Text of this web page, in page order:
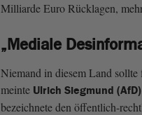
Milliarde Euro Rücklagen,
„Mediale
Niemand in diesem Land sollte
meinte Ulrich Siegmund (AfD)
bezeichnete den öffentlich-